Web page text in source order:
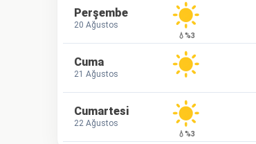
Perşembe
20 Ağustos
💧%3
Cuma
21 Ağustos
Cumartesi
22 Ağustos
💧%3